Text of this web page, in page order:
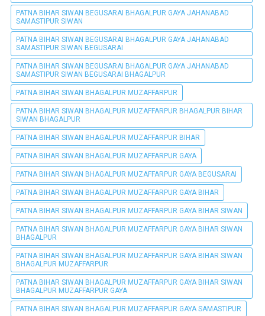
PATNA BIHAR SIWAN BEGUSARAI BHAGALPUR GAYA JAHANABAD
SAMASTIPUR SIWAN
PATNA BIHAR SIWAN BEGUSARAI BHAGALPUR GAYA JAHANABAD
SAMASTIPUR SIWAN BEGUSARAI
PATNA BIHAR SIWAN BEGUSARAI BHAGALPUR GAYA JAHANABAD
SAMASTIPUR SIWAN BEGUSARAI BHAGALPUR
PATNA BIHAR SIWAN BHAGALPUR MUZAFFARPUR
PATNA BIHAR SIWAN BHAGALPUR MUZAFFARPUR BHAGALPUR BIHAR
SIWAN BHAGALPUR
PATNA BIHAR SIWAN BHAGALPUR MUZAFFARPUR BIHAR
PATNA BIHAR SIWAN BHAGALPUR MUZAFFARPUR GAYA
PATNA BIHAR SIWAN BHAGALPUR MUZAFFARPUR GAYA BEGUSARAI
PATNA BIHAR SIWAN BHAGALPUR MUZAFFARPUR GAYA BIHAR
PATNA BIHAR SIWAN BHAGALPUR MUZAFFARPUR GAYA BIHAR SIWAN
PATNA BIHAR SIWAN BHAGALPUR MUZAFFARPUR GAYA BIHAR SIWAN
BHAGALPUR
PATNA BIHAR SIWAN BHAGALPUR MUZAFFARPUR GAYA BIHAR SIWAN
BHAGALPUR MUZAFFARPUR
PATNA BIHAR SIWAN BHAGALPUR MUZAFFARPUR GAYA BIHAR SIWAN
BHAGALPUR MUZAFFARPUR GAYA
PATNA BIHAR SIWAN BHAGALPUR MUZAFFARPUR GAYA SAMASTIPUR